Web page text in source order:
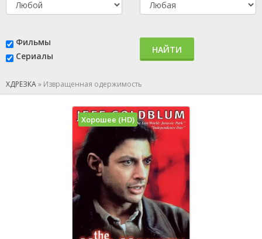
Фильмы
Сериалы
НАЙТИ
ХДРЕЗКА» Извращенная одержимость
Хорошее (HD)